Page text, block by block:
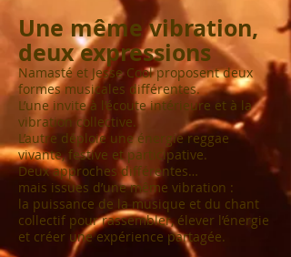
Une même vibration,
deux expressions
Namasté et Jesse Cool proposent deux
formes musicales différentes.
L’une invite à l’écoute intérieure et à la
vibration collective.
L’autre déploie une énergie reggae
vivante, festive et participative.
Deux approches différentes…
mais issues d’une même vibration :
la puissance de la musique et du chant
collectif pour rassembler, élever l’énergie
et créer une expérience partagée.